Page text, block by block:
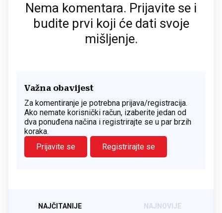
Nema komentara. Prijavite se i
budite prvi koji će dati svoje
mišljenje.
Važna obavijest
Za komentiranje je potrebna prijava/registracija.
Ako nemate korisnički račun, izaberite jedan od
dva ponuđena načina i registrirajte se u par brzih
koraka.
Prijavite se
Registrirajte se
NAJČITANIJE NAJNOVIJE